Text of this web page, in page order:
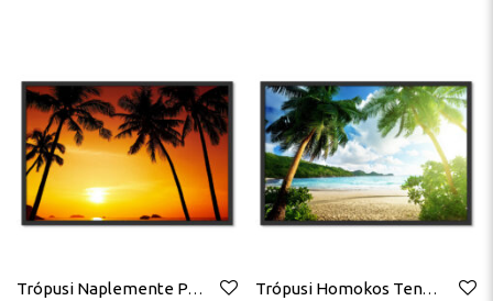
Trópusi Naplemente Pálmafák Poszter Trópusi Homokos Tengerpart Pálmafák Poszter